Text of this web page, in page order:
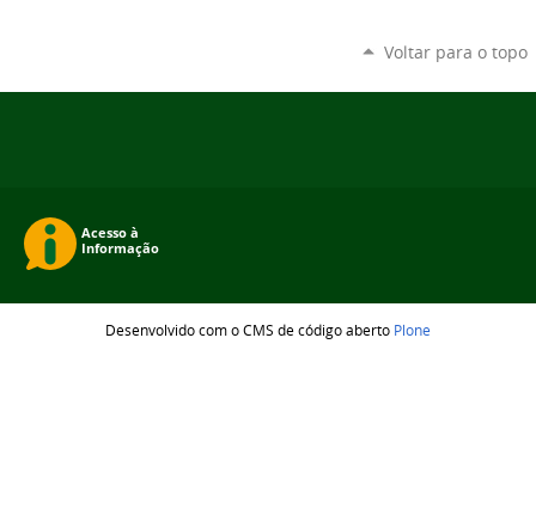
Voltar para o topo
Desenvolvido com o CMS de código aberto Plone